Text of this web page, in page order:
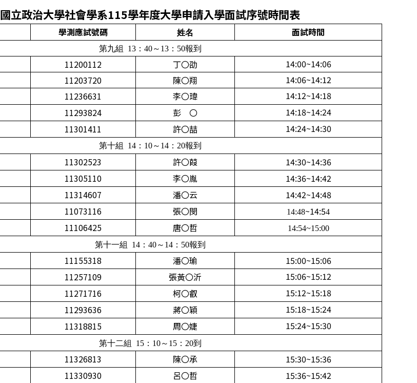
國立政治大學社會學系115學年度大學申請入學面試序號時間表
學測應試號碼 姓名 面試時間
第九組 13：40～13：50報到
11200112 丁〇劭
14:00~14:06
11203720 陳〇翔
14:06~14:12
11236631 李〇瑋
14:12~14:18
11293824 彭 〇
14:18~14:24
11301411 許〇喆 14:24~14:30
第十組 14：10～14：20報到
11302523 許〇葭
14:30~14:36
11305110 李〇胤
14:36~14:42
11314607 潘〇云
14:42~14:48
11073116 張〇閔 14:48~14:54
11106425 唐〇哲
14:54~15:00
第十一組 14：40～14：50報到
11155318 潘〇瑜
15:00~15:06
11257109 張黃〇沂
15:06~15:12
11271716 柯〇叡
15:12~15:18
11293636 蔣〇穎
15:18~15:24
11318815 周〇婕 15:24~15:30
第十二組 15：10～15：20到
11326813 陳〇承
15:30~15:36
11330930 呂〇哲
15:36~15:42